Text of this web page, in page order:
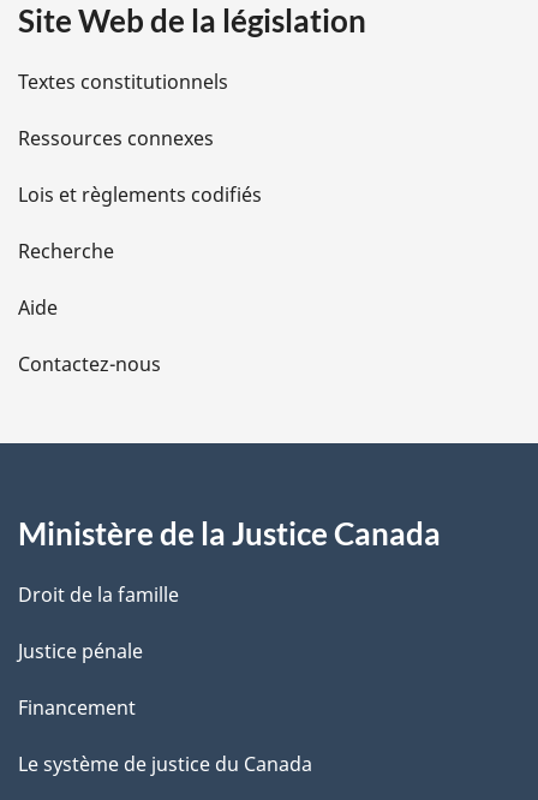
i
l
s
d
e
l
a
e
Site Web de la législation
Textes constitutionnels
Ressources connexes
Lois et règlements codifiés
Recherche
Aide
Contactez-nous
Ministère de la Justice Canada
Droit de la famille
Justice pénale
Financement
Le système de justice du Canada